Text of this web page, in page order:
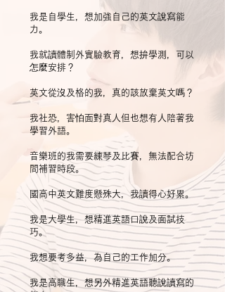
我是自學生，想加強自己的英文說寫能
力。
我就讀體制外實驗教育，想拚學測，可以
怎麼安排？
英文從沒及格的我，真的該放棄英文嗎？
我社恐，害怕面對真人但也想有人陪著我
學習外語。
​​音樂班的我需要練琴及比賽，無法配合坊
間補習時段。
國高中英文難度懸殊大，我讀得心好累。
我是大學生，想精進英語口說及面試技
巧。
我想要考多益，為自己的工作加分。
​我是高職生，想另外精進英語聽說讀寫的